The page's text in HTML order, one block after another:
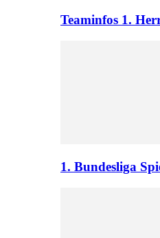
Teaminfos 1.
1. Bundesliga